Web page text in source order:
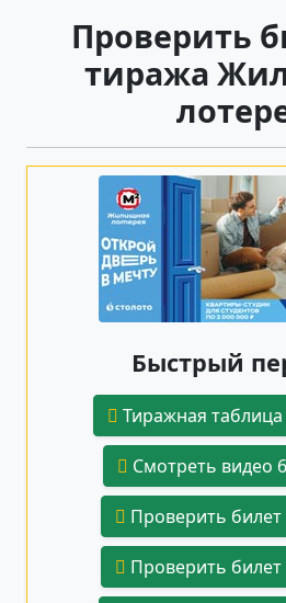
Проверить
тиража
Быстрый
Тиражная
Смотреть видео
Проверить
Проверить